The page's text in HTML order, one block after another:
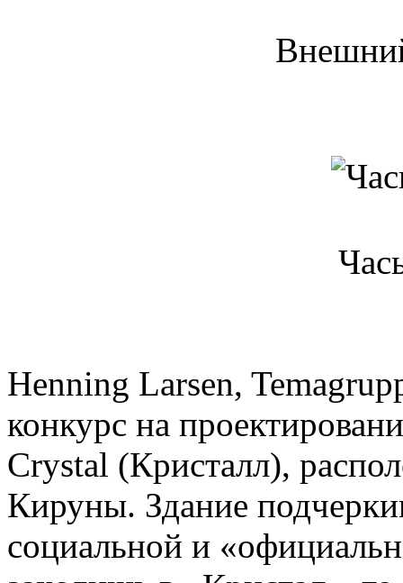
Henning Larsen,
конкурс на
Crystal (Кристалл),
Кируны. Здание
социальной и